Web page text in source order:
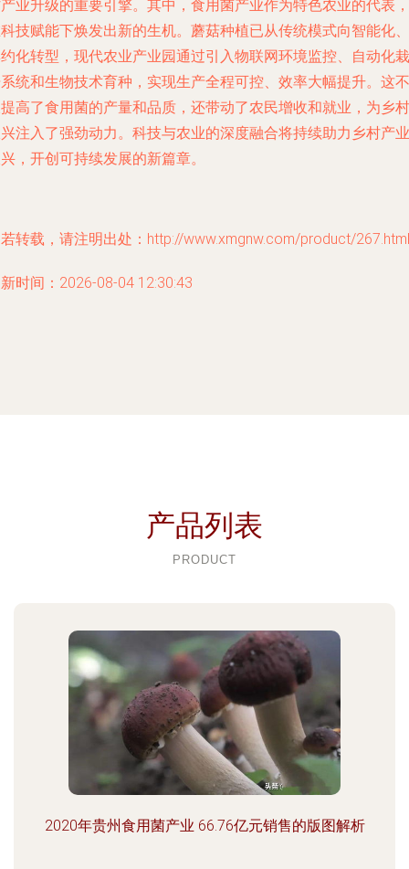
业升级的重要引擎。其中，食用菌产业作为特色农业的代表，
技赋能下焕发出新的生机。蘑菇种植已从传统模式向智能化、
化转型，现代农业产业园通过引入物联网环境监控、自动化栽
统和生物技术育种，实现生产全程可控、效率大幅提升。这不
高了食用菌的产量和品质，还带动了农民增收和就业，为乡村
注入了强劲动力。科技与农业的深度融合将持续助力乡村产业
，开创可持续发展的新篇章。
转载，请注明出处：http://www.xmgnw.com/product/267.html
时间：2026-08-04 12:30:43
产品列表
PRODUCT
2020年贵州食用菌产业 66.76亿元销售的版图解析